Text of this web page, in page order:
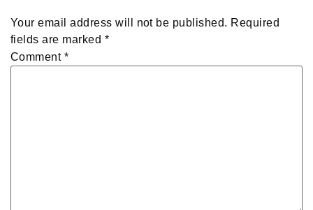
Your email address will not be published. Required
fields are marked *
Comment *